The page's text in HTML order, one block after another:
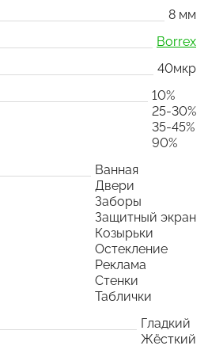
8 мм
Borrex
40мкр
10%
25-30%
35-45%
90%
Ванная
Двери
Заборы
Защитный экран
Козырьки
Остекление
Реклама
Стенки
Таблички
Гладкий
Жёсткий